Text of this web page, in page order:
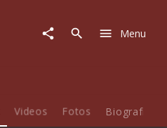
Menu
Videos Fotos Biografie